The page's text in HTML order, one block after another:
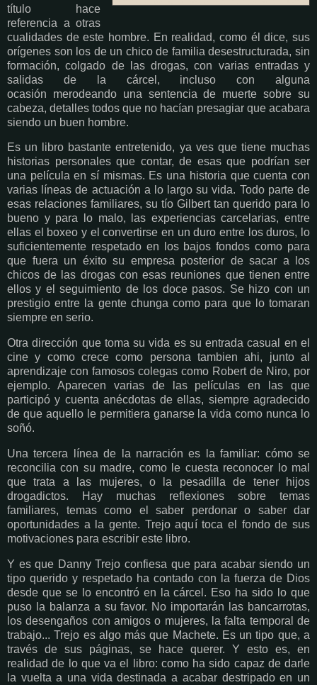
título hace
referencia a otras
cualidades de este hombre. En realidad, como él dice, sus
orígenes son los de un chico de familia desestructurada, sin
formación, colgado de las drogas, con varias entradas y
salidas de la cárcel, incluso con alguna
ocasión merodeando una sentencia de muerte sobre su
cabeza, detalles todos que no hacían presagiar que acabara
siendo un buen hombre.
Es un libro bastante entretenido, ya ves que tiene muchas
historias personales que contar, de esas que podrían ser
una película en sí mismas. Es una historia que cuenta con
varias líneas de actuación a lo largo su vida. Todo parte de
esas relaciones familiares, su tío Gilbert tan querido para lo
bueno y para lo malo, las experiencias carcelarias, entre
ellas el boxeo y el convertirse en un duro entre los duros, lo
suficientemente respetado en los bajos fondos como para
que fuera un éxito su empresa posterior de sacar a los
chicos de las drogas con esas reuniones que tienen entre
ellos y el seguimiento de los doce pasos. Se hizo con un
prestigio entre la gente chunga como para que lo tomaran
siempre en serio.
Otra dirección que toma su vida es su entrada casual en el
cine y como crece como persona tambien ahi, junto al
aprendizaje con famosos colegas como Robert de Niro, por
ejemplo. Aparecen varias de las películas en las que
participó y cuenta anécdotas de ellas, siempre agradecido
de que aquello le permitiera ganarse la vida como nunca lo
soñó.
Una tercera línea de la narración es la familiar: cómo se
reconcilia con su madre, como le cuesta reconocer lo mal
que trata a las mujeres, o la pesadilla de tener hijos
drogadictos. Hay muchas reflexiones sobre temas
familiares, temas como el saber perdonar o saber dar
oportunidades a la gente. Trejo aquí toca el fondo de sus
motivaciones para escribir este libro.
Y es que Danny Trejo confiesa que para acabar siendo un
tipo querido y respetado ha contado con la fuerza de Dios
desde que se lo encontró en la cárcel. Eso ha sido lo que
puso la balanza a su favor. No importarán las bancarrotas,
los desengaños con amigos o mujeres, la falta temporal de
trabajo... Trejo es algo más que Machete. Es un tipo que, a
través de sus páginas, se hace querer. Y esto es, en
realidad de lo que va el libro: como ha sido capaz de darle
la vuelta a una vida destinada a acabar destripado en un